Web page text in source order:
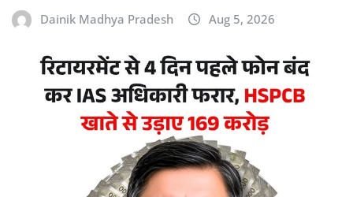
Dainik Madhya Pradesh Aug 5, 2026